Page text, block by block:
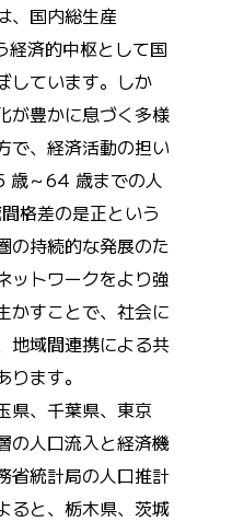
、国内総生産
経済的中枢として国
しています。しか
が豊かに息づく多様
で、経済活動の担い
歳～64 歳までの人
格差の是正という
の持続的な発展のた
ットワークをより強
かすことで、社会に
地域間連携による共
ます。
県、千葉県、東京
の人口流入と経済機
省統計局の人口推計
ると、栃木県、茨城